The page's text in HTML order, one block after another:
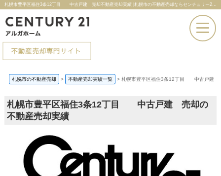
札幌市豊平区福住3条12丁目 中古戸建 売却不動産売却実績 |札幌市の不動産売却ならセンチュリー21アルガホーム
その場で売却査定
札幌市の不動産売却 > 不動産売却実績一覧 > 札幌市豊平区福住3条12丁目 中古戸建
札幌市豊平区福住3条12丁目 中古戸建 売却の
不動産売却実績